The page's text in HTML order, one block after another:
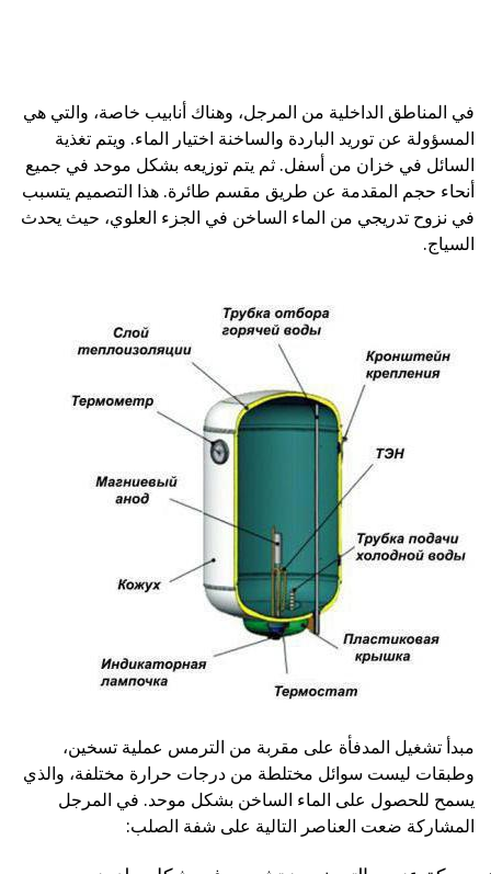
في المناطق الداخلية من المرجل، وهناك أنابيب خاصة، والتي هي
المسؤولة عن توريد الباردة والساخنة اختيار الماء. ويتم تغذية
السائل في خزان من أسفل. ثم يتم توزيعه بشكل موحد في جميع
أنحاء حجم المقدمة عن طريق مقسم طائرة. هذا التصميم يتسبب
في نزوح تدريجي من الماء الساخن في الجزء العلوي، حيث يحدث
السياج.
مبدأ تشغيل المدفأة على مقربة من الترمس عملية تسخين،
وطبقات ليست سوائل مختلطة من درجات حرارة مختلفة، والذي
يسمح للحصول على الماء الساخن بشكل موحد. في المرجل
المشاركة ضعت العناصر التالية على شفة الصلب: